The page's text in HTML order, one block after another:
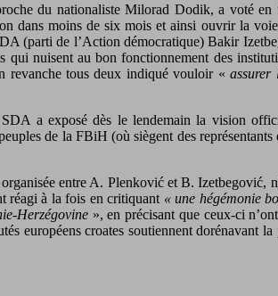
du nationaliste Milorad Dodik, a voté
dans moins de six mois et ainsi ouvrir la
(parti de l’Action démocratique) Bakir
qui nuisent au bon fonctionnement des
revanche tous deux indiqué vouloir «assurer
a exposé dès le lendemain la vision
de la FBiH (où siègent des
entre A. Plenković et B. Izetbegović,
réagi à la fois en critiquant « une hégémonie
Herzégovine », en précisant que ceux-ci
européens croates soutiennent dorénavant